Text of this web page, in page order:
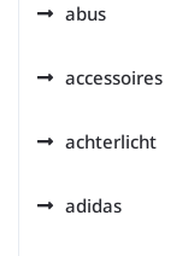
abus
accessoires
achterlicht
adidas